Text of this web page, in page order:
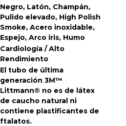
Negro, Latón, Champán,
Pulido elevado, High Polish
Smoke, Acero inoxidable,
Espejo, Arco iris, Humo
Cardiología / Alto
Rendimiento
El tubo de última
generación 3M™
Littmann® no es de látex
de caucho natural ni
contiene plastificantes de
ftalatos.